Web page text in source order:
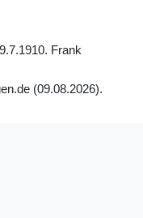
Frank
(09.08.2026).